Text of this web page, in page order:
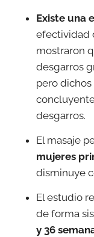
Existe una
efectividad
mostraron
desgarros
pero
desgarros.
El masaje
mujeres
disminuye
El estudio
de forma
y 36